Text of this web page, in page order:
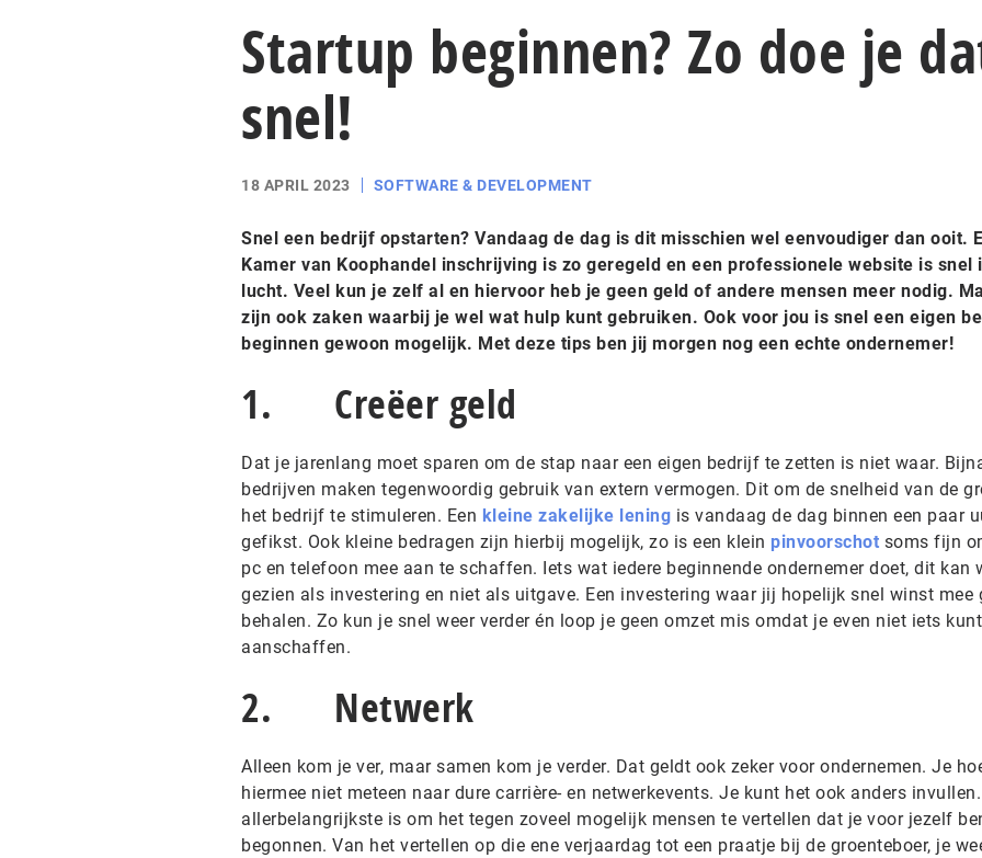
Startup beginnen? Zo doe je
snel!
18 APRIL 2023 SOFTWARE & DEVELOPMENT
Snel een bedrijf opstarten? Vandaag de dag is dit misschien wel eenvoudiger dan ooit.
Kamer van Koophandel inschrijving is zo geregeld en een professionele website is snel
lucht. Veel kun je zelf al en hiervoor heb je geen geld of andere mensen meer nodig.
zijn ook zaken waarbij je wel wat hulp kunt gebruiken. Ook voor jou is snel een eigen
beginnen gewoon mogelijk. Met deze tips ben jij morgen nog een echte ondernemer!
1. Creëer geld
Dat je jarenlang moet sparen om de stap naar een eigen bedrijf te zetten is niet waar.
bedrijven maken tegenwoordig gebruik van extern vermogen. Dit om de snelheid van de
het bedrijf te stimuleren. Een kleine zakelijke lening is vandaag de dag binnen een paar
gefikst. Ook kleine bedragen zijn hierbij mogelijk, zo is een klein pinvoorschot soms fijn
pc en telefoon mee aan te schaffen. Iets wat iedere beginnende ondernemer doet, dit kan
gezien als investering en niet als uitgave. Een investering waar jij hopelijk snel winst mee
behalen. Zo kun je snel weer verder én loop je geen omzet mis omdat je even niet iets kunt
aanschaffen.
2. Netwerk
Alleen kom je ver, maar samen kom je verder. Dat geldt ook zeker voor ondernemen. Je
hiermee niet meteen naar dure carrière- en netwerkevents. Je kunt het ook anders
allerbelangrijkste is om het tegen zoveel mogelijk mensen te vertellen dat je voor jezelf
begonnen. Van het vertellen op die ene verjaardag tot een praatje bij de groenteboer, je